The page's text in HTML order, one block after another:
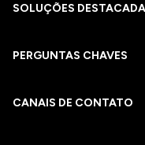
SOLUÇÕES
PERGUNTAS CHAVES​
CANAIS DE CONTATO